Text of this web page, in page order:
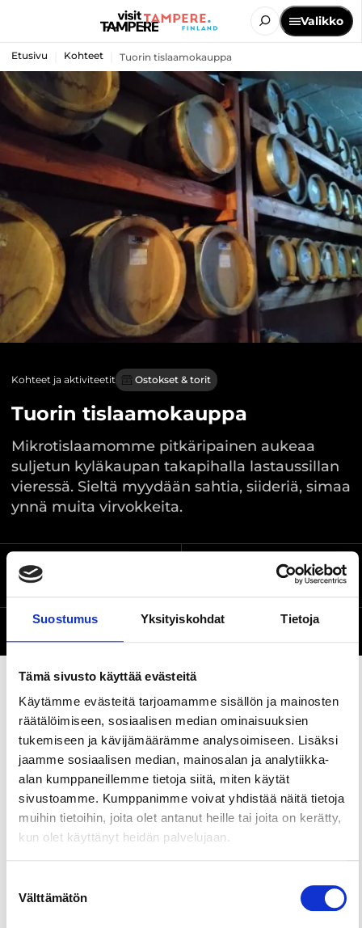
Suostumus Yksityiskohdat Tietoja
Tämä sivusto käyttää evästeitä
Käytämme evästeitä tarjoamamme sisällön ja mainosten
räätälöimiseen, sosiaalisen median ominaisuuksien
tukemiseen ja kävijämäärämme analysoimiseen. Lisäksi
jaamme sosiaalisen median, mainosalan ja analytiikka-
alan kumppaneillemme tietoja siitä, miten käytät
sivustoamme. Kumppanimme voivat yhdistää näitä tietoja
muihin tietoihin, joita olet antanut heille tai joita on kerätty,
kun olet käyttänyt heidän palvelujaan.
valinta
Välttämätön
Valikko
Etusivu Kohteet Tuorin tislaamokauppa
Kohteet ja aktiviteetit Ostokset & torit
Tuorin tislaamokauppa
Mikrotislaamomme pitkäripainen aukeaa
suljetun kyläkaupan takapihalla lastaussillan
vieressä. Sieltä myydään sahtia, siideriä, simaa
ynnä muita virvokkeita.
Suodenniementie 14,
Jaa sivu
Mikrotislaamomme pitkäripainen aukeaa suljetun
kyläkaupan takapihalla lastaussillan vieressä. Sieltä
myydään sahtia, siideriä, simaa ynnä muita
virvokkeita.